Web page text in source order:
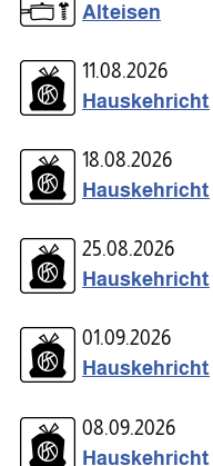
Alteisen
11.08.2026
Hauskehricht
18.08.2026
Hauskehricht
25.08.2026
Hauskehricht
01.09.2026
Hauskehricht
08.09.2026
Hauskehricht